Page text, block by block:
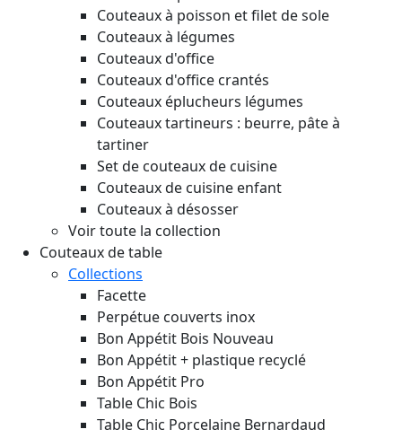
Couteaux à poisson et filet de sole
Couteaux à légumes
Couteaux d'office
Couteaux d'office crantés
Couteaux éplucheurs légumes
Couteaux tartineurs : beurre, pâte à
tartiner
Set de couteaux de cuisine
Couteaux de cuisine enfant
Couteaux à désosser
Voir toute la collection
Couteaux de table
Collections
Facette
Perpétue couverts inox
Bon Appétit Bois Nouveau
Bon Appétit + plastique recyclé
Bon Appétit Pro
Table Chic Bois
Table Chic Porcelaine Bernardaud